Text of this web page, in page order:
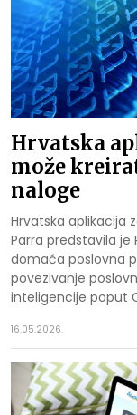
Hrvatska
može
naloge
Hrvatska aplikacija
Parra predstavila je
domaća poslovna
povezivanje
inteligencije poput
16.05.2026.